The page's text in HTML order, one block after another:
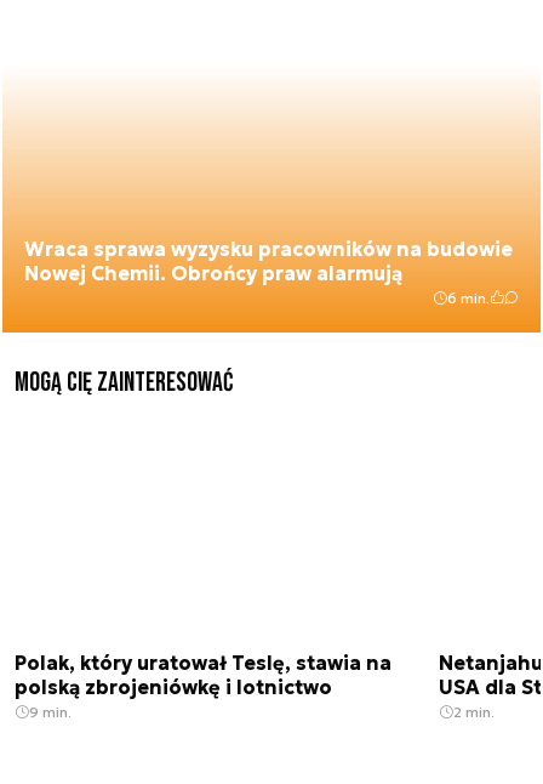
Wraca sprawa wyzysku pracowników na budowie
Nowej Chemii. Obrońcy praw alarmują
6 min.
Mogą Cię zainteresować
Polak, który uratował Teslę, stawia na
polską zbrojeniówkę i lotnictwo
9 min.
USA dla
2 min.